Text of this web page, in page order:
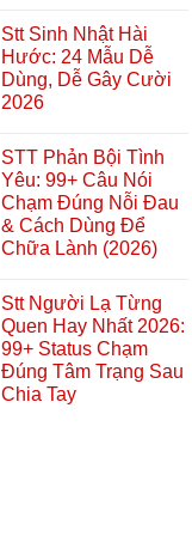
Stt Sinh Nhật Hài
Hước: 24 Mẫu Dễ
Dùng, Dễ Gây Cười
2026
STT Phản Bội Tình
Yêu: 99+ Câu Nói
Chạm Đúng Nỗi Đau
& Cách Dùng Để
Chữa Lành (2026)
Stt Người Lạ Từng
Quen Hay Nhất 2026:
99+ Status Chạm
Đúng Tâm Trạng Sau
Chia Tay